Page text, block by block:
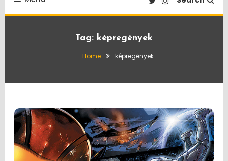
Tag: képregények
Home képregények